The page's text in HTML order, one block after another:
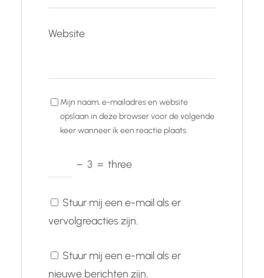
Website
Mijn naam, e-mailadres en website
opslaan in deze browser voor de volgende
keer wanneer ik een reactie plaats.
− 3 = three
Stuur mij een e-mail als er
vervolgreacties zijn.
Stuur mij een e-mail als er
nieuwe berichten zijn.